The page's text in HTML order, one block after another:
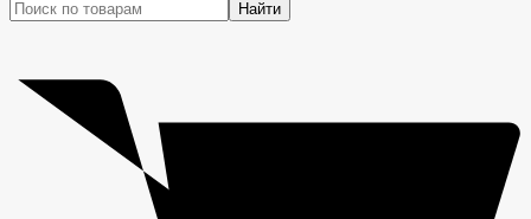
Найти